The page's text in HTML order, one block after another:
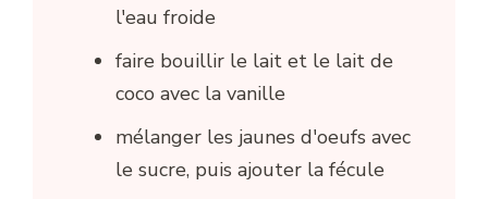
l'eau froide
faire bouillir le lait et le lait de
coco avec la vanille
mélanger les jaunes d'oeufs avec
le sucre, puis ajouter la fécule